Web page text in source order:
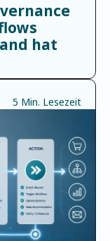
hat
5 Min. Lesezeit